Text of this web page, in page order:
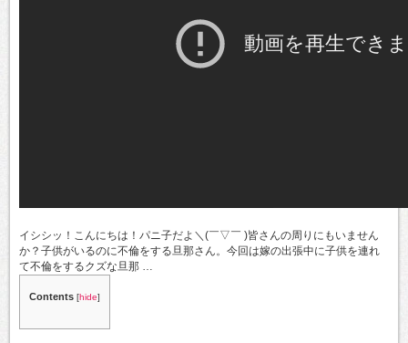
イシシッ！こんにちは！パニ子だよ＼(￣▽￣ )皆さんの周りにもいません
か？子供がいるのに不倫をする旦那さん。今回は嫁の出張中に子供を連れ
て不倫をするクズな旦那 …
Contents [hide]